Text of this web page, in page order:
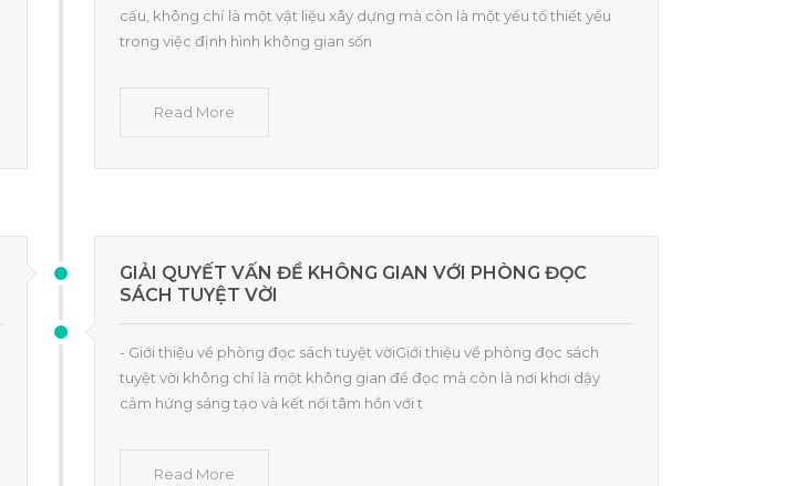
cấu, không chỉ là một vật liệu xây dựng mà còn là một yếu tố thiết yếu
trong việc định hình không gian sốn
Read More
GIẢI QUYẾT VẤN ĐỀ KHÔNG GIAN VỚI PHÒNG ĐỌC
SÁCH TUYỆT VỜI
- Giới thiệu về phòng đọc sách tuyệt vờiGiới thiệu về phòng đọc sách
tuyệt vời không chỉ là một không gian để đọc mà còn là nơi khơi dậy
cảm hứng sáng tạo và kết nối tâm hồn với t
Read More